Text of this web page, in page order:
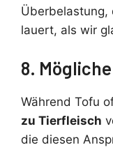
Überbelastung,
lauert, als wir
8.
Während Tofu
zu Tierfleisch
die diesen